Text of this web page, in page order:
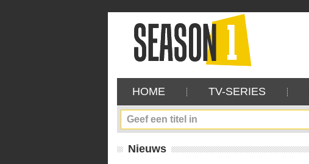
HOME TV-SERIES
Nieuws